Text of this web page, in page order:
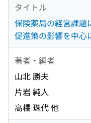
タイトル
保険薬局の経営課題
促進策の影響を中心
著者・編者
山北 勝夫
片岩 純人
高橋 珠代 他